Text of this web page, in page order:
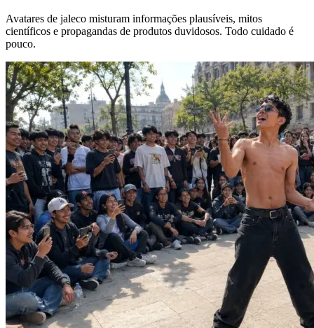
Avatares de jaleco misturam informações plausíveis, mitos
científicos e propagandas de produtos duvidosos. Todo cuidado é
pouco.